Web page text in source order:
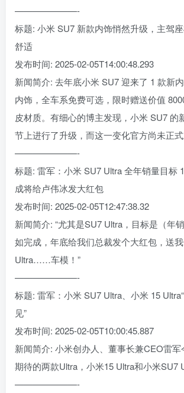
———————-
标题: 小米 SU7 新款内饰悄然升级，主驾
舒适
发布时间: 2025-02-05T14:00:48.293
新闻简介: 去年底小米 SU7 迎来了 1 款
内饰，全车系免费可选，限时赠送价值
皮材质。有细心的博主发现，小米 SU7 的
节上进行了升级，而这一变化官方尚未正式
———————-
标题: 雷军：小米 SU7 Ultra 全年销量目标
成将给卢伟冰发大红包
发布时间: 2025-02-05T12:47:38.32
新闻简介: “尤其是SU7 Ultra，目标是（年
如完成，年底给我们总裁发个大红包，送
Ultra……车模！”
———————-
标题: 雷军：小米 SU7 Ultra、小米 15
见”
发布时间: 2025-02-05T10:00:45.887
新闻简介: 小米创办人、董事长兼CEO雷
期待的两款Ultra，小米15 Ultra和小米SU7
———————-